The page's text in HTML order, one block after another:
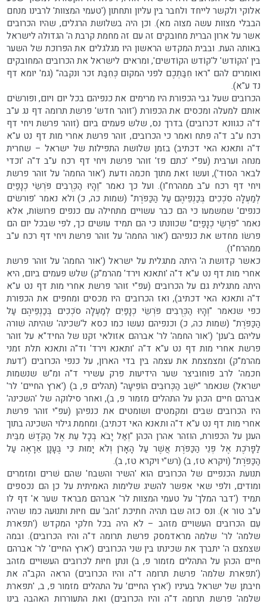
אלוקי ולקשר לייחד ולחבר בין עליון ותחתון ('טעמי המצוות' לרבינו מנחם
הבבלי מצוות עשה מצוה מא). וכן היה בשלושת הרגלים, שהיו הכרובים
אשר על ארון הברית מחובקים זה עם זה מחמת קרבת ה' הגדולה לישראל
באותה העת. ובבית המקדש הראשון היו מגלגלים את הפרוכת של השער
בין 'הקוֹדש' ל'קוֹדש הקוֹדשים', ומראים לישראל את הכרובים המחובקים
ואומרים להם "ראו חִבַּתְכֶם לפני המקום כְּחִבַּת זכר ונקבה" (גמ' יומא דף
נד ע"א).
הכרובים שעל גבי הכפורת היו מרימים את כנפיהם בכל יום ויום, ופורשׂים
אותם למעלה ומכסים את הכפורת ('זוהר חדש' פרשת תרומה דף נג ע"ב
ד"ה כגוונא דכרובים) בדרך נס, שלש פעמים ביום (זוהר פרשת ויחי דף
רכח ע"ב ד"ה פתח ואמר כי הכרובים, זוהר פרשת אחרי מות דף נט ע"א
ד"ה ותאנא האי דכתיב) בזמן שלושת התפילות של ישראל – שחרית
מנחה וערבית (עפ"י 'כתם פז' זוהר פרשת ויחי דף רכח ע"ב ד"ה 'וכדי
לבאר הסוד'), ועשו זאת מתוך חכמה ודעת ('אור החמה' על זוהר פרשת
ויחי דף רכח ע"ב ממהרח"ו). ועל כך נאמר "וְהָיוּ הַכְּרֻבִים פֹּרְשֵׂי כְנָפַיִם
לְמַעְלָה סֹכְכִים בְּכַנְפֵיהֶם עַל הַכַּפֹּרֶת" (שמות כה, כ) ולא נאמר 'פורשׂים
כנפים' שמשמעו כי הם כבר עשויים מתחילה עם כנפים פרושׂות, אלא
נאמר "פֹּרְשֵׂי כְנָפַיִם" שכוונתו כי הם תמיד עושים כך, לפי שבכל יום הם
פרשׂו מחדש את כנפיהם ('אור החמה' על זוהר פרשת ויחי דף רכח ע"ב
ממהרח"ו).
כאשר קדושת ה' היתה מתגלית על ישראל ('אור החמה' על זוהר פרשת
אחרי מות דף נט ע"א ד"ה 'ותאנא וירד' מהרמ"ק) שלש פעמים ביום, היא
היתה מתגלית גם על הכרובים (עפ"י זוהר פרשת אחרי מות דף נט ע"א
ד"ה ותאנא האי דכתיב), ואז הכרובים היו מכסים ומחפים את הכפורת
כפי שנאמר "וְהָיוּ הַכְּרֻבִים פֹּרְשֵׂי כְנָפַיִם לְמַעְלָה סֹכְכִים בְּכַנְפֵיהֶם עַל
הַכַּפֹּרֶת" (שמות כה, כ) וכנפיהם נעשו כמו כסא ל'שכינה' שהיתה שׁורה
עליהם ב'ענן' ('אור החמה' לר' אברהם אזולאי זקנו של החיד"א על זוהר
פרשת אחרי מות דף נט ע"א ד"ה 'ותאנא וירד' וד"ה ותאנא תלת זמני
מהרמ"ק) ומצמצמת את עצמה בין בדי הארון, על כנפי הכרובים ('דעת
חכמה' לרב פוחוביצר שער הידיעות פרק עשירי ד"ה ומ"ש שנשמות
ישראל) שנאמר "יֹשֵׁב הַכְּרוּבִים הוֹפִיעָה" (תהלים פ, ב) ('ארץ החיים' לר'
אברהם חיים הכהן על התהלים מזמור פ, ב), ואחר סילוקה של 'השכינה'
היו הכרובים שבים ומקמטים ושומטים את כנפיהן (עפ"י זוהר פרשת
אחרי מות דף נט ע"א ד"ה ותאנא האי דכתיב). ומחמת גילוי השכינה בתוך
הענן על הכפורת, הוזהר אהרן הכהן "וְאַל יָבֹא בְכָל עֵת אֶל הַקֹּדֶשׁ מִבֵּית
לַפָּרֹכֶת אֶל פְּנֵי הַכַּפֹּרֶת אֲשֶׁר עַל הָאָרֹן וְלֹא יָמוּת כִּי בֶּעָנָן אֵרָאֶה עַל
הַכַּפֹּרֶת" (ויקרא טז, ב) (רש"י ויקרא טז, ב).
תנועת הכנפיים של הכרובים הוא 'השיר והשבח' שהם שׁרים ומזמרים
ומודים, ולפי שאי אפשר להשיג שלימות האמיתית על כן הם נכספים
תמיד ('דבר המלך' על טעמי המצוות לר' אברהם מבראד שער א' דף לו
ע"ב טור א). ונס כזה שבו תהיה חתיכת 'זהב' עם חיוּת ותנוּעה כמו שהיה
עִם הכרובים העשויים מזהב – לא היה בכל חלקי המקדש ('תפארת
שלמה' לר' שלמה מראדמסק פרשת תרומה ד"ה והיו הכרובים). ובמה
שצמצם ה' יתברך את שכינתו בין שני הכרובים ('ארץ החיים' לר' אברהם
חיים הכהן על התהלים מזמור פ, ב) ונתן חיוּת לכרובים העשויים מזהב
('תפארת שלמה' פרשת תרומה ד"ה והיו הכרובים) הראה הקב"ה את
חיבתן של ישראל בעיניו ('ארץ החיים' על התהלים מזמור פ, ב, 'תפארת
שלמה' פרשת תרומה ד"ה והיו הכרובים) ואת התעוררות האהבה בינו